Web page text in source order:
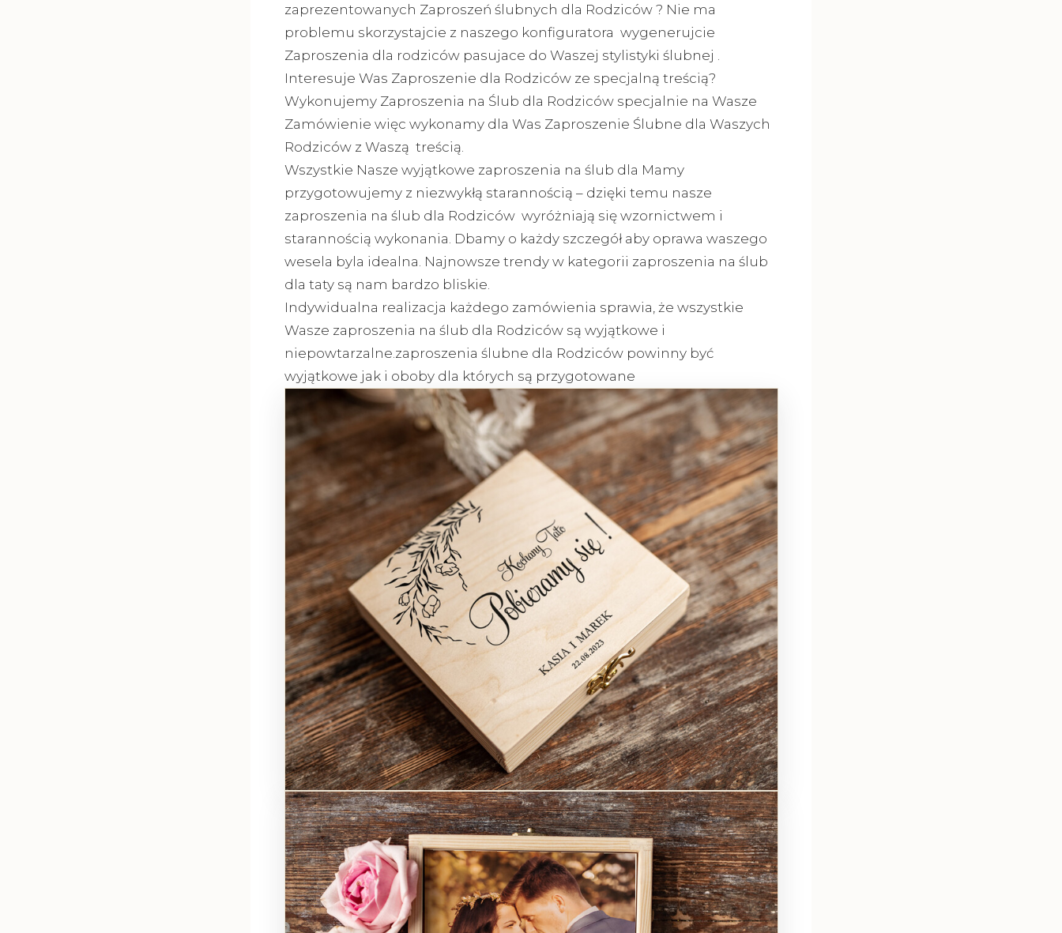
zaprezentowanych Zaproszeń ślubnych dla Rodziców ? Nie ma
problemu skorzystajcie z naszego konfiguratora wygenerujcie
Zaproszenia dla rodziców pasujace do Waszej stylistyki ślubnej .
Interesuje Was Zaproszenie dla Rodziców ze specjalną treścią?
Wykonujemy Zaproszenia na Ślub dla Rodziców specjalnie na Wasze
Zamówienie więc wykonamy dla Was Zaproszenie Ślubne dla Waszych
Rodziców z Waszą treścią.
Wszystkie Nasze wyjątkowe zaproszenia na ślub dla Mamy
przygotowujemy z niezwykłą starannością – dzięki temu nasze
zaproszenia na ślub dla Rodziców wyróżniają się wzornictwem i
starannością wykonania. Dbamy o każdy szczegół aby oprawa waszego
wesela byla idealna. Najnowsze trendy w kategorii zaproszenia na ślub
dla taty są nam bardzo bliskie.
Indywidualna realizacja każdego zamówienia sprawia, że wszystkie
Wasze zaproszenia na ślub dla Rodziców są wyjątkowe i
niepowtarzalne.zaproszenia ślubne dla Rodziców powinny być
wyjątkowe jak i oboby dla których są przygotowane